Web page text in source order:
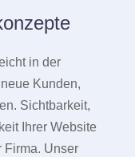
in der
Kunden,
Sichtbarkeit,
Ihrer Website
Firma. Unser